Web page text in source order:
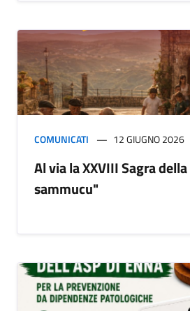
COMUNICATI 12 GIUGNO 2026
Al via la XXVIII Sagra
sammucu"